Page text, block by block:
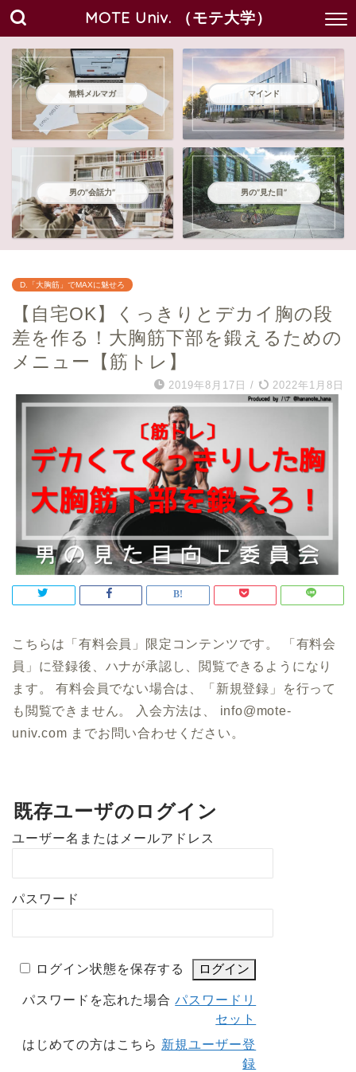
MOTE Univ. （モテ大学）
無料メルマガ マインド
男の"会話力" 男の"見た目"
D.「大胸筋」でMAXに魅せろ
【自宅OK】くっきりとデカイ胸の段
差を作る！大胸筋下部を鍛えるための
メニュー【筋トレ】
2019年8月17日 / 2022年1月8日
こちらは「有料会員」限定コンテンツです。 「有料会
員」に登録後、ハナが承認し、閲覧できるようになり
ます。 有料会員でない場合は、「新規登録」を行って
も閲覧できません。 入会方法は、 info@mote-
univ.com までお問い合わせください。
既存ユーザのログイン
ユーザー名またはメールアドレス
パスワード
ログイン状態を保存する
パスワードを忘れた場合パスワードリ
セット
はじめての方はこちら 新規ユーザー登
録